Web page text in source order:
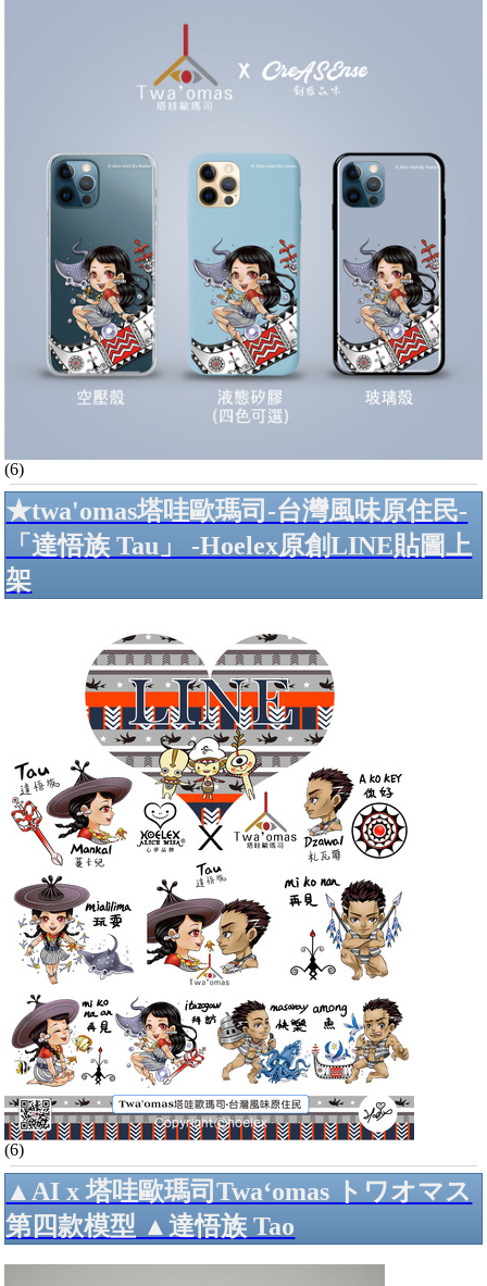
(6)
★twa'omas塔哇歐瑪司-台灣風味原住民-
「達悟族 Tau」 -Hoelex原創LINE貼圖上
架
(6)
▲AI x 塔哇歐瑪司Twa‘omas トワオマス
第四款模型 ▲達悟族 Tao